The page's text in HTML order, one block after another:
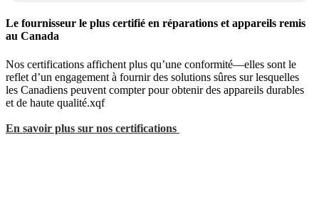
Le fournisseur le plus certifié en réparations et appareils remis
au Canada
Nos certifications affichent plus qu’une conformité—elles sont le
reflet d’un engagement à fournir des solutions sûres sur lesquelles
les Canadiens peuvent compter pour obtenir des appareils durables
et de haute qualité.xqf
En savoir plus sur nos certifications